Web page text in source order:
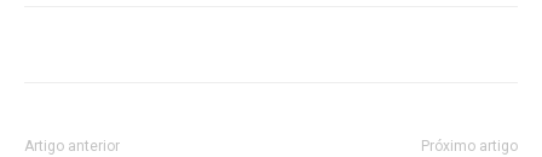
Artigo anterior Próximo artigo